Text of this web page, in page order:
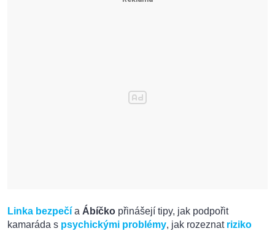
Linka bezpečí a Ábíčko přinášejí tipy, jak podpořit
kamaráda s psychickými problémy, jak rozeznat riziko